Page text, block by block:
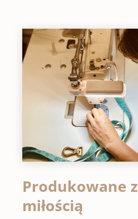
Produkowane z
miłością